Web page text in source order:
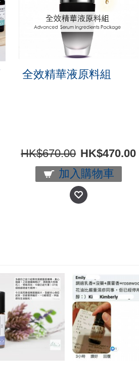
全效精華液原料組
HK$670.00 HK$470.00
加入購物車